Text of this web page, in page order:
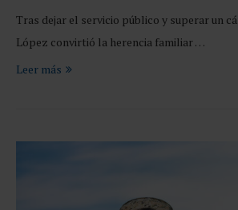
Tras dejar el servicio público y superar un
López convirtió la herencia familiar …
Leer más